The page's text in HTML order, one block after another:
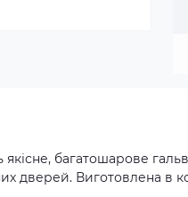
багатошарове
дверей. Виготовлена в